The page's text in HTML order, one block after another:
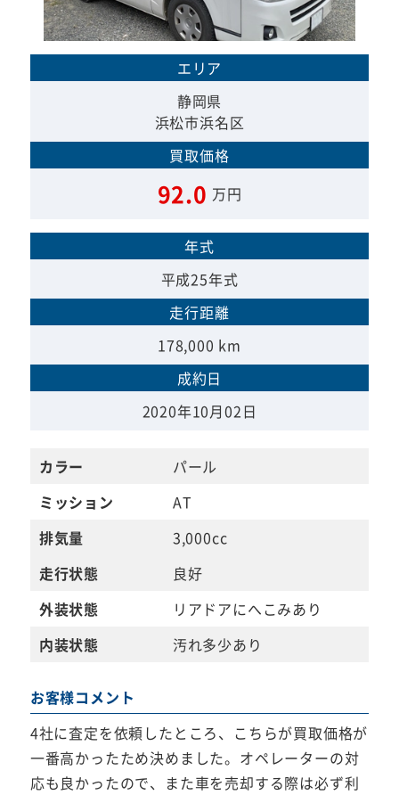
エリア
静岡県
浜松市浜名区
買取価格
92.0 万円
年式
平成25年式
走行距離
178,000 km
成約日
2020年10月02日
カラー
パール
ミッション
AT
排気量
3,000cc
走行状態
良好
外装状態
リアドアにへこみあり
内装状態
汚れ多少あり
お客様コメント
4社に査定を依頼したところ、こちらが買取価格が
一番高かったため決めました。オペレーターの対
応も良かったので、また車を売却する際は必ず利